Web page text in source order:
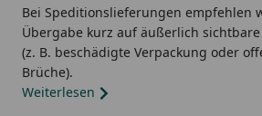
Bei Speditionslieferungen empfehlen
Übergabe kurz auf äußerlich
(z. B. beschädigte Verpackung oder
Brüche).
Weiterlesen